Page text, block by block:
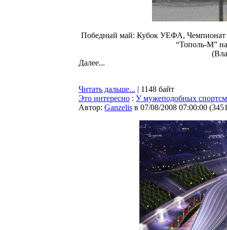
Победный май: Кубок УЕФА, Чемпионат
“Тополь-М”
Далее...
Читать дальше... | 1148 байт
Это интересно : У мужеподобных
Автор: Ganzelis в 07/08/2008 07:00:00 (